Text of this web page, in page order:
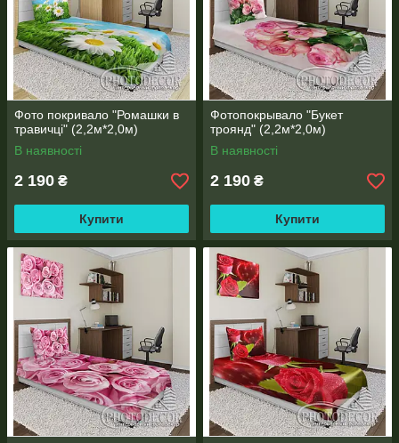
Фото покривало "Ромашки в
травичці" (2,2м*2,0м)
В наявності
2 190 ₴
Купити
Фотопокрывало "Букет
троянд" (2,2м*2,0м)
В наявності
2 190 ₴
Купити